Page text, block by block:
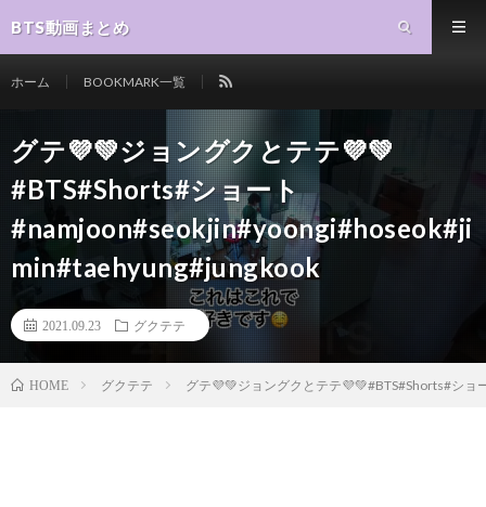
BTS動画まとめ
ホーム BOOKMARK一覧
グテ💜💚ジョングクとテテ💜💚
#BTS#Shorts#ショート
#namjoon#seokjin#yoongi#hoseok#ji
min#taehyung#jungkook
2021.09.23 グクテテ
HOME グクテテ グテ💜💚ジョングクとテテ💜💚#BTS#Shorts#シ